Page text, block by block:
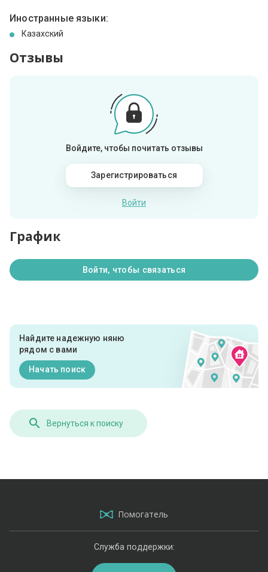
Иностранные языки:
Казахский
Отзывы
Войдите, чтобы почитать отзывы
Зарегистрироваться
Войти
График
Войти, чтобы связаться
Найдите надежную няню
рядом с вами
Начать поиск
Вернуться к поиску
Помогатель
Служба поддержки: